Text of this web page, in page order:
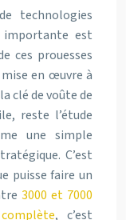
technologies
importante est
ces prouesses
en œuvre à
clé de voûte de
reste l’étude
une simple
C’est
puisse faire un
3000 et 7000
, c’est